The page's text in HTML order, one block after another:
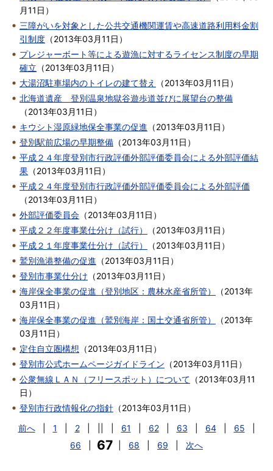
月11日 ）
三障がいを対象とした公共交通機関運賃や高速道路利用料金割
引制度 （2013年03月11日 ）
プレジャーボート等による遊漁に対するライセンス制度の早期
確立 （2013年03月11日 ）
大湯沼駐車場内のトイレの建て替え
（2013年03月11日 ）
北海道遺産 登別温泉地獄谷遊歩道並びに展望台の整備
（2013年03月11日 ）
キウシト湿原緑地保全事業の促進 （2013年03月11日 ）
登別駅前広場の早期整備 （2013年03月11日 ）
平成２４年度登別市行政評価外部評価委員会による外部評価結
果 （2013年03月11日 ）
平成２４年度登別市行政評価外部評価委員会による外部評価
（2013年03月11日 ）
外部評価委員会 （2013年03月11日 ）
平成２２年度事業仕分け（試行）
（2013年03月11日 ）
平成２１年度事業仕分け（試行）
（2013年03月11日 ）
鷲別漁港整備の促進 （2013年03月11日 ）
登別市事業仕分け （2013年03月11日 ）
海岸保全事業の促進（登別地区：農林水産省所管）
（2013年
03月11日 ）
海岸保全事業の促進（鷲別海岸：国土交通省所管）
（2013年
03月11日 ）
定住自立圏構想 （2013年03月11日 ）
登別市公式ホームページガイドライン （2013年03月11日 ）
公衆無線ＬＡＮ（フリースポット）について （2013年03月11
日 ）
登別市行政情報化の指針 （2013年03月11日 ）
前へ
1 2 61 62 63 64 65
66
67 68 69 次へ